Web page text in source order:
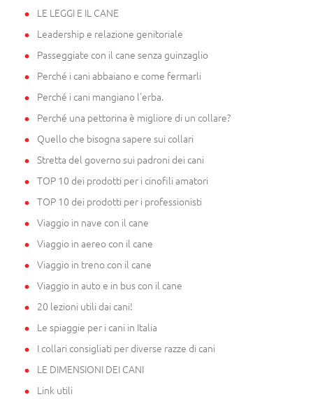
LE LEGGI E IL CANE
Leadership e relazione genitoriale
Passeggiate con il cane senza guinzaglio
Perché i cani abbaiano e come fermarli
Perché i cani mangiano l'erba.
Perché una pettorina è migliore di un collare?
Quello che bisogna sapere sui collari
Stretta del governo sui padroni dei cani
TOP 10 dei prodotti per i cinofili amatori
TOP 10 dei prodotti per i professionisti
Viaggio in nave con il cane
Viaggio in aereo con il cane
Viaggio in treno con il cane
Viaggio in auto e in bus con il cane
20 lezioni utili dai cani!
Le spiaggie per i cani in Italia
I collari consigliati per diverse razze di cani
LE DIMENSIONI DEI CANI
Link utili